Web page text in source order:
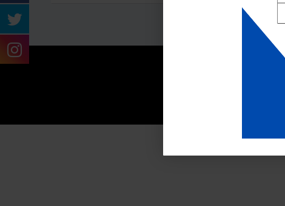
Paparan Terbaik